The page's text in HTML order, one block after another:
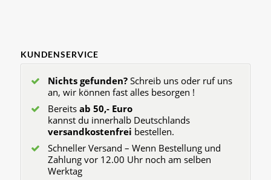
KUNDENSERVICE
Nichts gefunden?Schreib uns oder ruf uns
an, wir können fast alles besorgen !
Bereits ab 50,- Euro
kannst du innerhalb Deutschlands
versandkostenfrei bestellen.
Schneller Versand – Wenn Bestellung und
Zahlung vor 12.00 Uhr noch am selben
Werktag